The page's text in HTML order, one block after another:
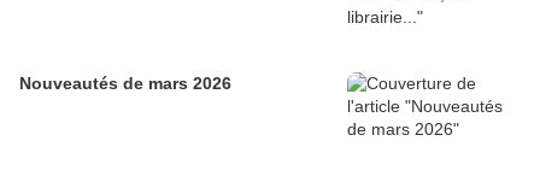
Nouveautés de mars 2026